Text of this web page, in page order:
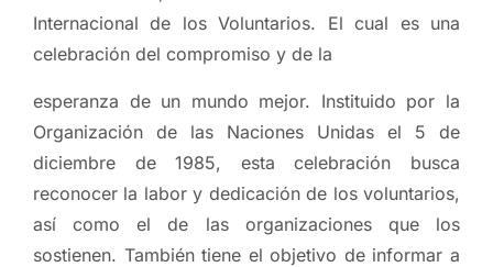
Internacional de los Voluntarios. El cual es una
celebración del compromiso y de la
esperanza de un mundo mejor. Instituido por la
Organización de las Naciones Unidas el 5 de
diciembre de 1985, esta celebración busca
reconocer la labor y dedicación de los voluntarios,
así como el de las organizaciones que los
sostienen. También tiene el objetivo de informar a